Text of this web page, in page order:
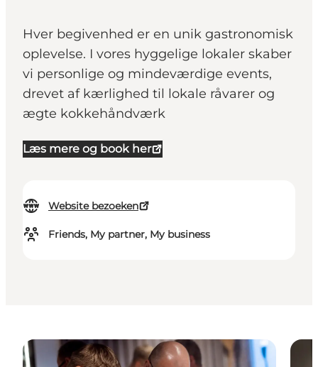
Hver begivenhed er en unik gastronomisk
oplevelse. I vores hyggelige lokaler skaber
vi personlige og mindeværdige events,
drevet af kærlighed til lokale råvarer og
ægte kokkehåndværk
Læs mere og book her
Website bezoeken
Friends, My partner, My business